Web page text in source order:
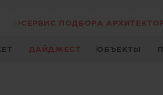
СЕРВИС ПОДБОРА
ДАЙДЖЕСТ ОБЪЕКТЫ